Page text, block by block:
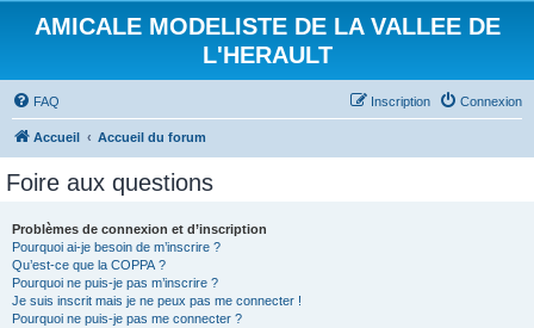
AMICALE MODELISTE DE LA VALLEE DE
L'HERAULT
FAQ Connexion
Inscription
Accueil Accueil du forum
Foire aux questions
Problèmes de connexion et d’inscription
Pourquoi ai-je besoin de m’inscrire ?
Qu’est-ce que la COPPA ?
Pourquoi ne puis-je pas m’inscrire ?
Je suis inscrit mais je ne peux pas me connecter !
Pourquoi ne puis-je pas me connecter ?